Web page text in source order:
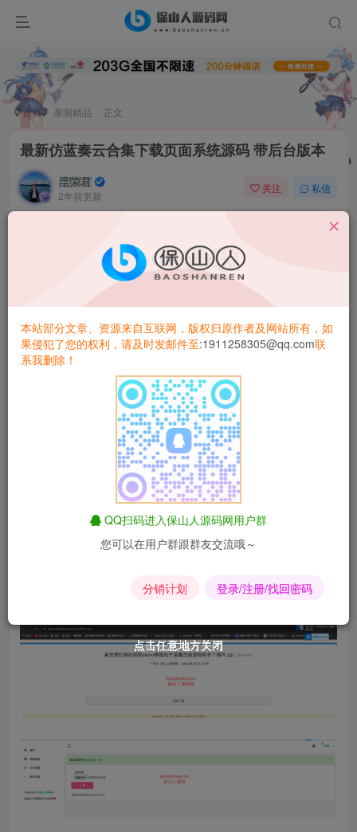
首页 亲测精品 正文
最新仿蓝奏云合集下载页面系统源码 带后台版本
昆荣君
2年前更新
关注 私信
合集下载页面系统源码 带后台版本
单页源码
修复了搜索功能
修复无法下载文件和下载文件为空
2.可在后台上传文件及删除文件等信息修改
3.目前仅支持apk,zip,exe,rat,txt文件
4.增加下载次数统计(每日下载和总下载)
安装教程：源码上传到根目录解压,访问域名进行安装
点击任意地方关闭
点击任意地方关闭
点击任意地方关闭
点击任意地方关闭
点击任意地方关闭
点击任意地方关闭
本站部分文章、资源来自互联网，版权归原作者及网站所有，如
果侵犯了您的权利，请及时发邮件至:1911258305@qq.com联
系我删除！
QQ扫码进入保山人源码网用户群
您可以在用户群跟群友交流哦～
分销计划 登录/注册/找回密码